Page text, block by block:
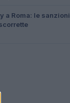
a Roma: le sanzioni